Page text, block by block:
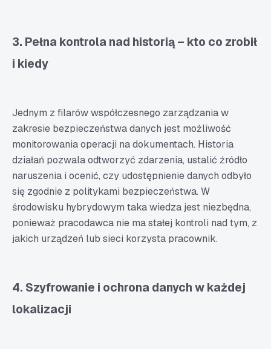
3. Pełna kontrola nad historią – kto co zrobił
i kiedy
Jednym z filarów współczesnego zarządzania w
zakresie bezpieczeństwa danych jest możliwość
monitorowania operacji na dokumentach. Historia
działań pozwala odtworzyć zdarzenia, ustalić źródło
naruszenia i ocenić, czy udostępnienie danych odbyło
się zgodnie z politykami bezpieczeństwa. W
środowisku hybrydowym taka wiedza jest niezbędna,
ponieważ pracodawca nie ma stałej kontroli nad tym, z
jakich urządzeń lub sieci korzysta pracownik.
4. Szyfrowanie i ochrona danych w każdej
lokalizacji